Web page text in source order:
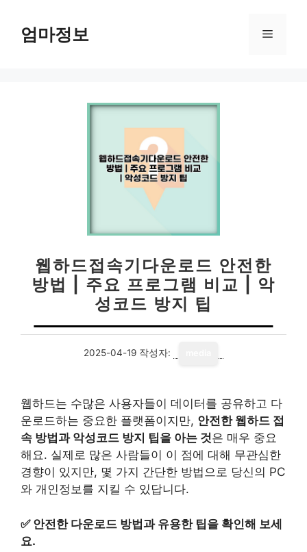
엄마정보 메
웹하드접속기다운로드 안전한
방법 | 주요 프로그램 비교 | 악
성코드 방지 팁
2025-04-19 작성자:
웹하드는 수많은 사용자들이 데이터를 공유하고 다
운로드하는 중요한 플랫폼이지만, 안전한 웹하드 접
속 방법과 악성코드 방지 팁을 아는 것은 매우 중요
해요. 실제로 많은 사람들이 이 점에 대해 무관심한
경향이 있지만, 몇 가지 간단한 방법으로 당신의 PC
와 개인정보를 지킬 수 있답니다.
✅ 안전한 다운로드 방법과 유용한 팁을 확인해 보세
요.